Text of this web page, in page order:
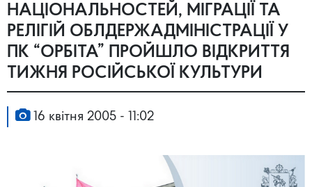
НАЦІОНАЛЬНОСТЕЙ, МІГРАЦІЇ ТА
РЕЛІГІЙ ОБЛДЕРЖАДМІНІСТРАЦІЇ У
ПК “ОРБІТА” ПРОЙШЛО ВІДКРИТТЯ
ТИЖНЯ РОСІЙСЬКОЇ КУЛЬТУРИ
16 квітня 2005 - 11:02